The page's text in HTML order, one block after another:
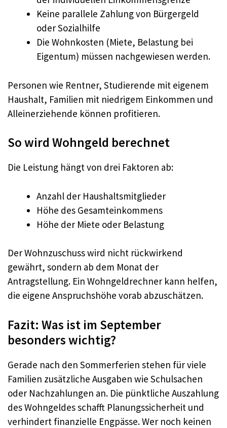
Keine parallele Zahlung von Bürgergeld
oder Sozialhilfe
Die Wohnkosten (Miete, Belastung bei
Eigentum) müssen nachgewiesen werden.
Personen wie Rentner, Studierende mit eigenem
Haushalt, Familien mit niedrigem Einkommen und
Alleinerziehende können profitieren.
So wird Wohngeld berechnet
Die Leistung hängt von drei Faktoren ab:
Anzahl der Haushaltsmitglieder
Höhe des Gesamteinkommens
Höhe der Miete oder Belastung
Der Wohnzuschuss wird nicht rückwirkend
gewährt, sondern ab dem Monat der
Antragstellung. Ein Wohngeldrechner kann helfen,
die eigene Anspruchshöhe vorab abzuschätzen.
Fazit: Was ist im September
besonders wichtig?
Gerade nach den Sommerferien stehen für viele
Familien zusätzliche Ausgaben wie Schulsachen
oder Nachzahlungen an. Die pünktliche Auszahlung
des Wohngeldes schafft Planungssicherheit und
verhindert finanzielle Engpässe. Wer noch keinen